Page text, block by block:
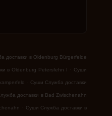
доставки в Oldenburg Bürgerfelde
в Oldenburg Petersfehn I Суши
Суши Служба доставки
доставки в Bad Zwischenahn
Суши Служба доставки в